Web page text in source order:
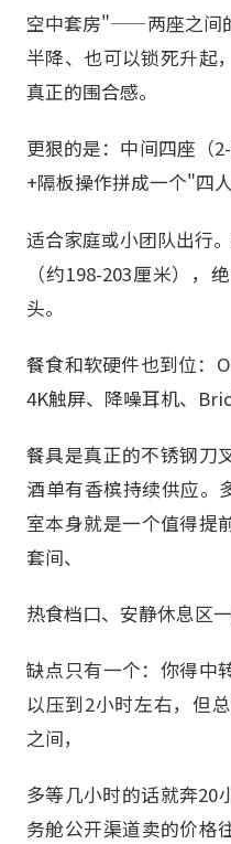
空中套房"——两座之间
半降、也可以锁死升起
真正的围合感。
更狠的是：中间四座（
+隔板操作拼成一个"四人
适合家庭或小团队出行
（约198-203厘米），
头。
餐食和软硬件也到位：
4K触屏、降噪耳机、
餐具是真正的不锈钢刀
酒单有香槟持续供应。
室本身就是一个值得
套间、
热食档口、安静休息区一
缺点只有一个：你得中
以压到2小时左右，但
之间，
多等几小时的话就奔20
务舱公开渠道卖的价